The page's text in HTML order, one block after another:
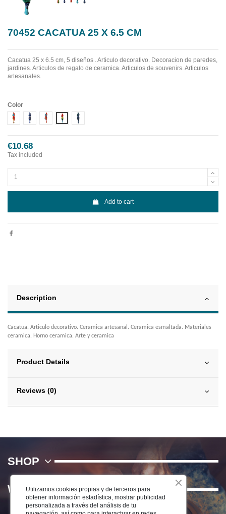
70452 CACATUA 25 X 6.5 CM
Cacatua 25 x 6.5 cm, 5 diseños . Articulo decorativo. Decoracion de paredes,
jardines. Articulos de regalo de ceramica. Articulos de souvenirs. Articulos
artesanales.
Color
Diseño 1Diseño 2Diseño 3Diseño 4Diseño 5
€10.68
Tax included
Add to cart
Description
Cacatua. Articulo decorativo. Ceramica artesanal. Ceramica esmaltada. Materiales
ceramica. Horno ceramica. Arte y ceramica
Product Details
Reviews (0)
SHOP
WE
Utilizamos cookies propias y de terceros para
obtener información estadística, mostrar publicidad
personalizada a través del análisis de tu